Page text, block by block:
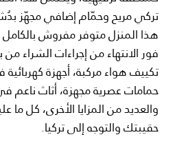
تركي مريح وحمّام إضافي مجهّز
هذا المنزل متوفر مفروش بالكامل
فور الانتهاء من إجراءات الشراء
تكييف هواء مركبة، أجهزة
حمامات عصرية مجهزة، أثاث ناعم
والعديد من المزايا الأخرى، كل
حقيبتك والتوجه إلى تركيا.